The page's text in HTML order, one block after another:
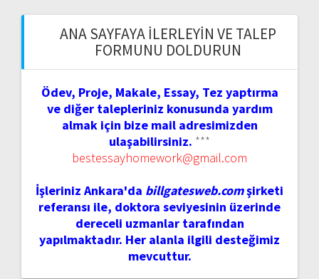
ANA SAYFAYA İLERLEYIN VE TALEP
FORMUNU DOLDURUN
Ödev, Proje, Makale, Essay, Tez yaptırma
ve diğer talepleriniz konusunda yardım
almak için bize mail adresimizden
ulaşabilirsiniz. ***
bestessayhomework@gmail.com
İşleriniz Ankara'da billgatesweb.comşirketi
referansı ile, doktora seviyesinin üzerinde
dereceli uzmanlar tarafından
yapılmaktadır. Her alanla ilgili desteğimiz
mevcuttur.